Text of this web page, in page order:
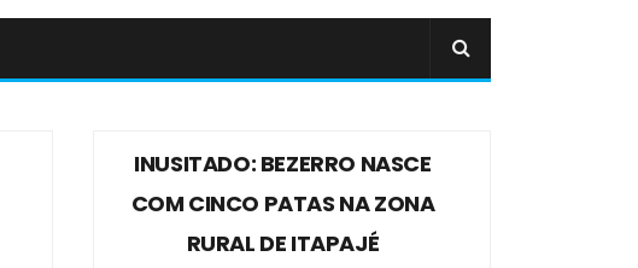
INUSITADO: BEZERRO NASCE
COM CINCO PATAS NA ZONA
RURAL DE ITAPAJÉ